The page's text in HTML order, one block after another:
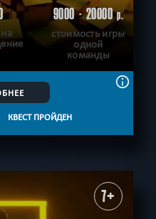
9000 - 20000р.
стоимость игры
одной
команды
КВЕСТ ПРОЙДЕН
7+